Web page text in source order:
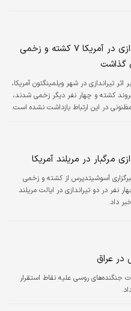
تیراندازی در آمریکا ۷ کشته و زخمی
گذاشت
بر اثر تیراندازی در شهر ویلمینگتون آمریکا،
کشته و چهار نفر دیگر زخمی شدند،
مظنونی در این ارتباط بازداشت نشده است.
مرگبار در مریلند آمریکا
آسوشیتدپرس از کشته و زخمی
نفر در دو تیراندازی در ایالت مریلند
داد.
در عراق
جنگنده‌های روسی علیه نقاط استقرار